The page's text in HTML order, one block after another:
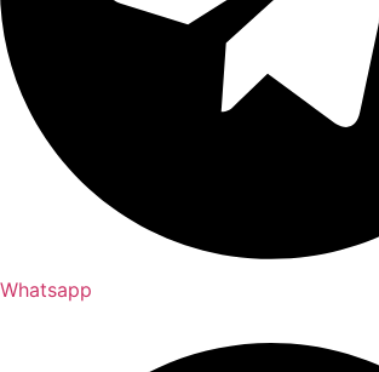
Whatsapp